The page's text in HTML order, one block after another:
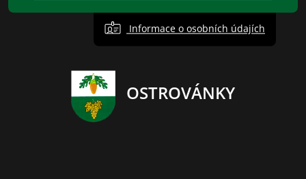
Informace o osobních údajích
OSTROVÁNKY